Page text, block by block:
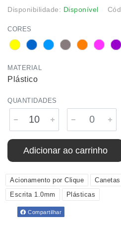
Disponibilidade: Disponível
CORES
MATERIAL
Plástico
QUANTIDADES
Adicionar ao carrinho
Acionamento por Clique Canetas
Escrita 1.0mm
Plásticas
Compartilhar